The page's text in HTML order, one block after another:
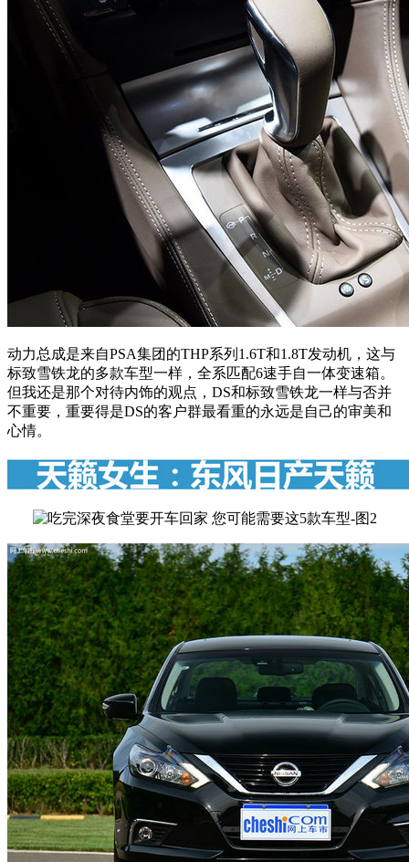
动力总成是来自PSA集团的THP系列1.6T和1.8T发动机，这与
标致雪铁龙的多款车型一样，全系匹配6速手自一体变速箱。
但我还是那个对待内饰的观点，DS和标致雪铁龙一样与否并
不重要，重要得是DS的客户群最看重的永远是自己的审美和
心情。